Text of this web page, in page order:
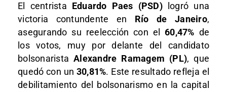
El centrista Eduardo Paes (PSD)logró una
victoria contundente en Río de Janeiro,
asegurando su reelección con el60,47% de
los votos, muy por delante del candidato
bolsonarista Alexandre Ramagem (PL), que
quedó con un 30,81%. Este resultado refleja el
debilitamiento del bolsonarismo en la capital